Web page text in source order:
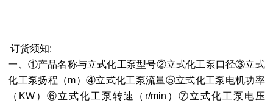
订货须知:
一、①产品名称与立式化工泵型号②立式化工泵口径③立式
化工泵扬程（m）④立式化工泵流量⑤立式化工泵电机功率
（KW）⑥立式化工泵转速（r/min）⑦立式化工泵 电压